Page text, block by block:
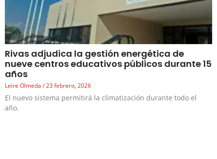
Rivas adjudica la gestión energética de
nueve centros educativos públicos durante 15
años
Leire Olmeda 23 febrero, 2026
El nuevo sistema permitirá la climatización durante todo el
año.